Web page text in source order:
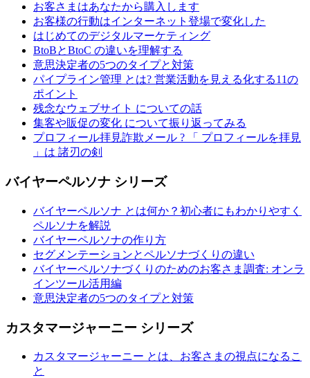
お客さまはあなたから購入します
お客様の行動はインターネット登場で変化した
はじめてのデジタルマーケティング
BtoBとBtoC の違いを理解する
意思決定者の5つのタイプと対策
パイプライン管理 とは? 営業活動を見える化する11の
ポイント
残念なウェブサイト についての話
集客や販促の変化 について振り返ってみる
プロフィール拝見詐欺メール ? 「 プロフィールを拝見
」は 諸刃の剣
バイヤーペルソナ シリーズ
バイヤーペルソナ とは何か？初心者にもわかりやすく
ペルソナを解説
バイヤーペルソナの作り方
セグメンテーションとペルソナづくりの違い
バイヤーペルソナづくりのためのお客さま調査: オンラ
インツール活用編
意思決定者の5つのタイプと対策
カスタマージャーニー シリーズ
カスタマージャーニー とは、お客さまの視点になるこ
と